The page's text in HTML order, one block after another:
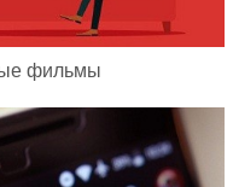
фильмы